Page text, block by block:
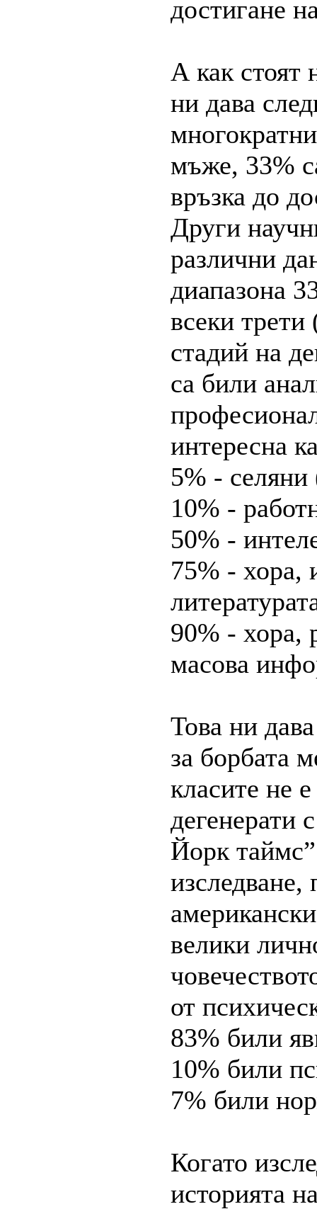
достигане
А как
ни дава
мъже, 33%
връзка до
Други
различни
диапазона
всеки
стадий на
са били
интересна
5% -
10% -
50% -
75% - хора,
90% - хора,
масова
Това ни
за борбата
класите не
дегенерати
Йорк таймс”
изследване,
велики
от
83% били
10% били
7% били
Когато
историята